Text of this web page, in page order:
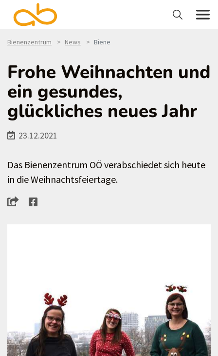
Bienenzentrum News Biene
Frohe Weihnachten und
ein gesundes,
glückliches neues Jahr
23.12.2021
Das Bienenzentrum OÖ verabschiedet sich heute
in die Weihnachtsfeiertage.